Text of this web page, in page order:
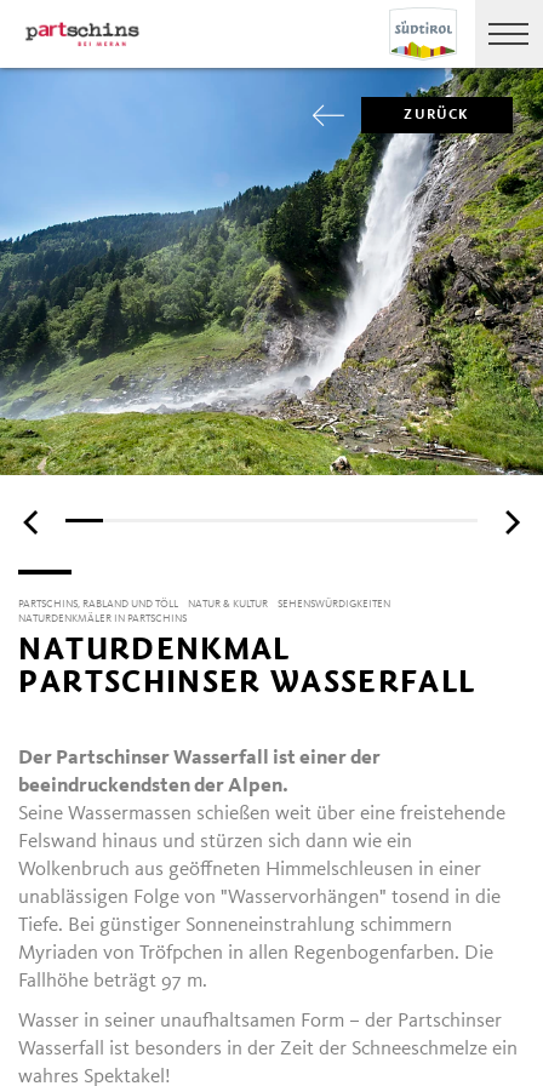
ZURÜCK
PARTSCHINS, RABLAND UND TÖLL NATUR & KULTUR
SEHENSWÜRDIGKEITEN
NATURDENKMÄLER IN PARTSCHINS
NATURDENKMAL
PARTSCHINSER WASSERFALL
Der Partschinser Wasserfall ist einer der
beeindruckendsten der Alpen.
Seine Wassermassen schießen weit über eine freistehende
Felswand hinaus und stürzen sich dann wie ein
Wolkenbruch aus geöffneten Himmelschleusen in einer
unablässigen Folge von "Wasservorhängen" tosend in die
Tiefe. Bei günstiger Sonneneinstrahlung schimmern
Myriaden von Tröfpchen in allen Regenbogenfarben. Die
Fallhöhe beträgt 97 m.
Wasser in seiner unaufhaltsamen Form – der Partschinser
Wasserfall ist besonders in der Zeit der Schneeschmelze ein
wahres Spektakel!